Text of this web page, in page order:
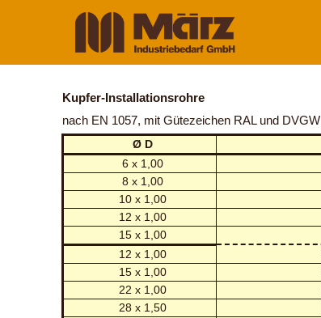
Kupfer-Installationsrohre
nach EN 1057, mit Gütezeichen RAL und DVGW
Ø D
6 x 1,00
8 x 1,00
10 x 1,00
12 x 1,00
15 x 1,00
12 x 1,00
15 x 1,00
22 x 1,00
28 x 1,50